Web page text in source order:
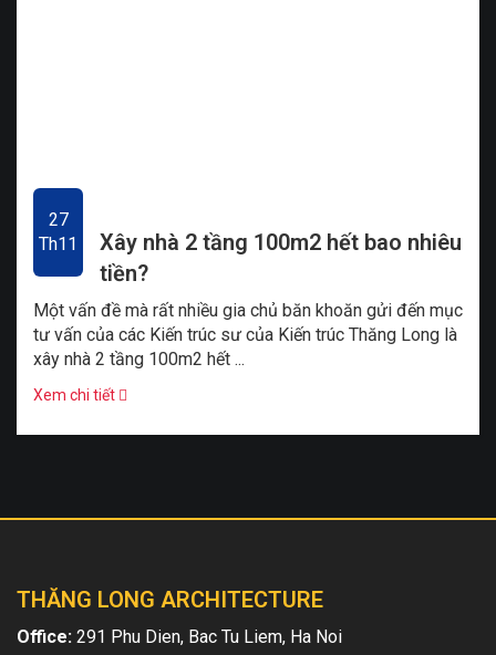
Xây nhà 2 tầng 100m2 hết bao nhiêu
tiền?
Một vấn đề mà rất nhiều gia chủ băn khoăn gửi đến mục
tư vấn của các Kiến trúc sư của Kiến trúc Thăng Long là
xây nhà 2 tầng 100m2 hết ...
27
Th11
Xem chi tiết
THĂNG LONG ARCHITECTURE
Office: 291 Phu Dien, Bac Tu Liem, Ha Noi